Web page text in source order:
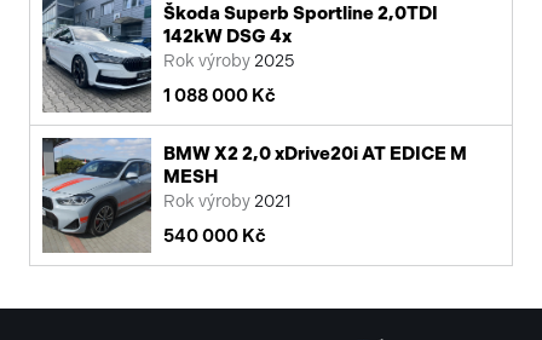
Škoda Superb Sportline 2,0TDI
142kW DSG 4x
Rok výroby 2025
1 088 000 Kč
BMW X2 2,0 xDrive20i AT EDICE M
MESH
Rok výroby 2021
540 000 Kč